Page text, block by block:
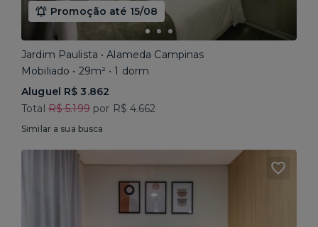
Promoção até 15/08
Jardim Paulista • Alameda Campinas
Mobiliado • 29m² • 1 dorm
Aluguel R$ 3.862
Total R$ 5.199por R$ 4.662
Similar a sua busca